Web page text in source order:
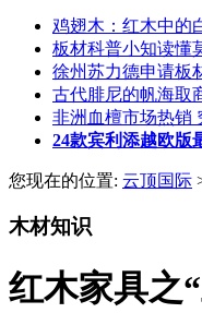
鸡翅木：红木中的
板材科普小知读懂
徐州苏力德申请板
古代腓尼的帆海取
非洲血檀市场热销
24款宾利添越欧版
您现在的位置: 云顶国际
木材知识
红木家具之